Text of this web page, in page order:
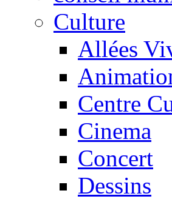
Culture
Allées
Centre
Cinema
Concert
Dessins